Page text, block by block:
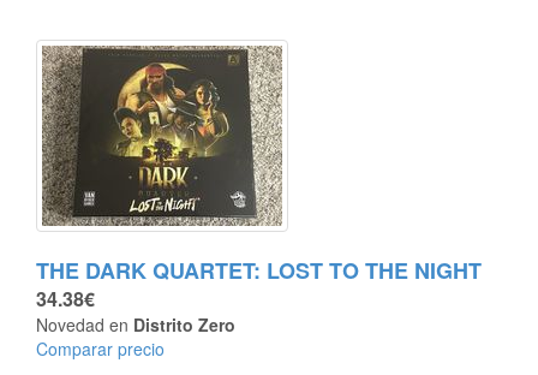
THE DARK QUARTET: LOST TO THE NIGHT
34.38€
Novedad en Distrito Zero
Comparar precio